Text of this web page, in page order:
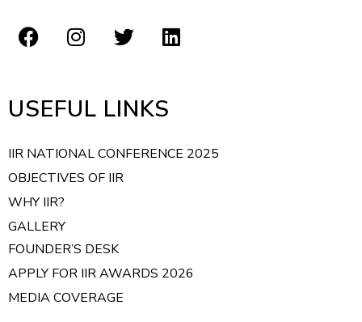
USEFUL LINKS
IIR NATIONAL CONFERENCE 2025
OBJECTIVES OF IIR
WHY IIR?
GALLERY
FOUNDER’S DESK
APPLY FOR IIR AWARDS 2026
MEDIA COVERAGE